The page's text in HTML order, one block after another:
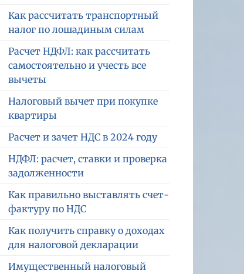
Кредит
  Сумма,    руб.
Как рассчитать транспортный
налог по лошадиным силам
Расчет НДФЛ: как рассчитать
самостоятельно и учесть все
вычеты
Налоговый вычет при покупке
квартиры
Расчет и зачет НДС в 2024 году
НДФЛ: расчет, ставки и проверка
задолженности
Как правильно выставлять счет-
фактуру по НДС
Как получить справку о доходах
для налоговой декларации
Имущественный налоговый